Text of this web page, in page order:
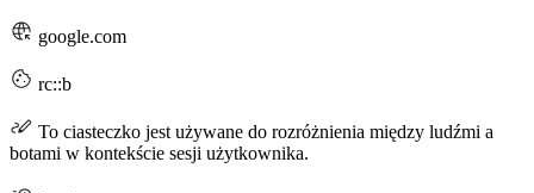
google.com
rc::b
To ciasteczko jest używane do rozróżnienia między ludźmi a
botami w kontekście sesji użytkownika.